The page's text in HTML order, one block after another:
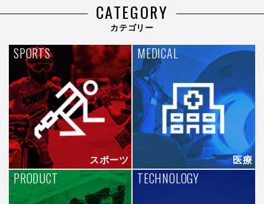
CATEGORY
カテゴリー
スポーツ
SPORTS
医療
MEDICAL
PRODUCT TECHNOLOGY